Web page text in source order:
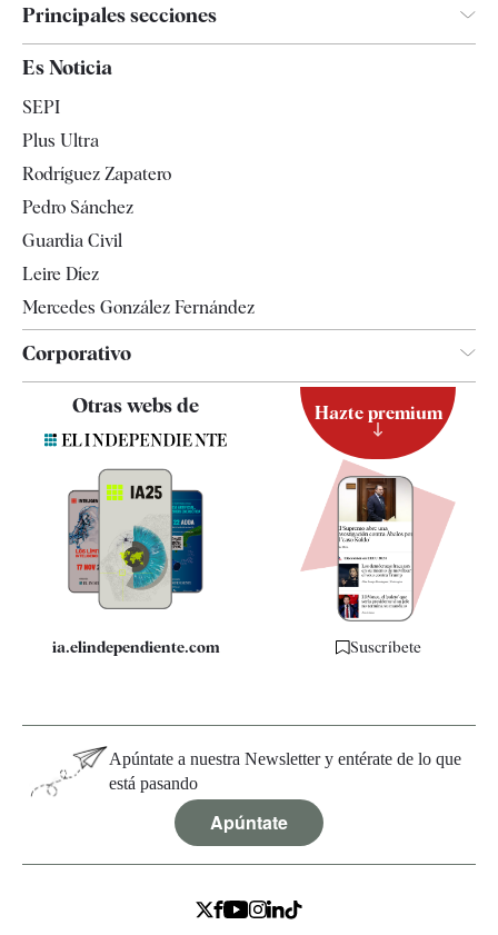
Principales secciones
Televisión
Es Noticia
SEPI
Plus Ultra
Rodríguez Zapatero
Pedro Sánchez
Guardia Civil
Leire Díez
Mercedes González Fernández
Corporativo
Quiénes somos
Especificaciones
Otras webs de
ia.elindependiente.com
Hazte premium
Suscríbete
Apúntate a nuestra Newsletter y entérate de lo que
está pasando
Apúntate